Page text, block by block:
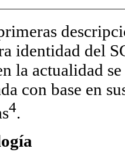
identidad del
la actualidad
con base en
4.